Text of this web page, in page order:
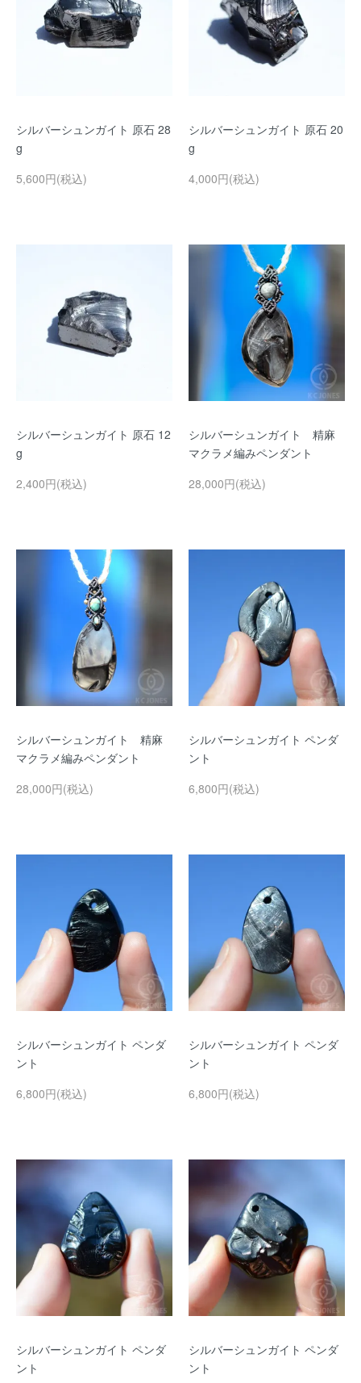
シルバーシュンガイト 原石 28
g
5,600円(税込)
シルバーシュンガイト 原石 20
g
4,000円(税込)
シルバーシュンガイト 原石 12
g
2,400円(税込)
シルバーシュンガイト 精麻
マクラメ編みペンダント
28,000円(税込)
シルバーシュンガイト 精麻
マクラメ編みペンダント
28,000円(税込)
シルバーシュンガイト ペンダ
ント
6,800円(税込)
シルバーシュンガイト ペンダ
ント
6,800円(税込)
シルバーシュンガイト ペンダ
ント
6,800円(税込)
シルバーシュンガイト ペンダ
ント
シルバーシュンガイト ペンダ
ント